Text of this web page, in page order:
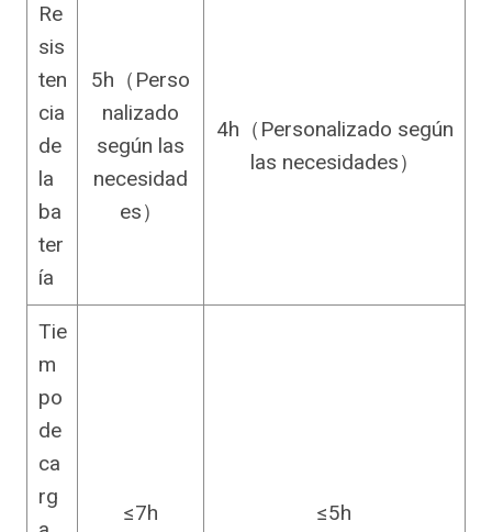
Re
sis
ten
cia
de
la
ba
ter
ía
5h（Perso
nalizado
según las
necesidad
es）
4h（Personalizado según
las necesidades）
Tie
m
po
de
ca
rg
≤7h ≤5h